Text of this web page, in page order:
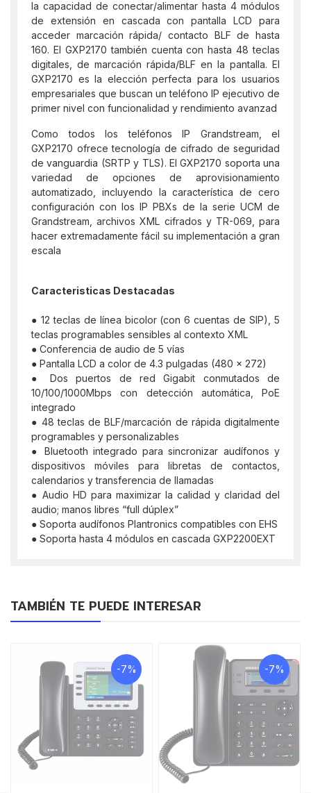
la capacidad de conectar/alimentar hasta 4 módulos
de extensión en cascada con pantalla LCD para
acceder marcación rápida/ contacto BLF de hasta
160. El GXP2170 también cuenta con hasta 48 teclas
digitales, de marcación rápida/BLF en la pantalla. El
GXP2170 es la elección perfecta para los usuarios
empresariales que buscan un teléfono IP ejecutivo de
primer nivel con funcionalidad y rendimiento avanzad
Como todos los teléfonos IP Grandstream, el
GXP2170 ofrece tecnología de cifrado de seguridad
de vanguardia (SRTP y TLS). El GXP2170 soporta una
variedad de opciones de aprovisionamiento
automatizado, incluyendo la característica de cero
configuración con los IP PBXs de la serie UCM de
Grandstream, archivos XML cifrados y TR-069, para
hacer extremadamente fácil su implementación a gran
escala
Caracteristicas Destacadas
● 12 teclas de línea bicolor (con 6 cuentas de SIP), 5
teclas programables sensibles al contexto XML
● Conferencia de audio de 5 vías
● Pantalla LCD a color de 4.3 pulgadas (480 x 272)
● Dos puertos de red Gigabit conmutados de
10/100/1000Mbps con detección automática, PoE
integrado
● 48 teclas de BLF/marcación de rápida digitalmente
programables y personalizables
● Bluetooth integrado para sincronizar audífonos y
dispositivos móviles para libretas de contactos,
calendarios y transferencia de llamadas
● Audio HD para maximizar la calidad y claridad del
audio; manos libres “full dúplex”
● Soporta audífonos Plantronics compatibles con EHS
● Soporta hasta 4 módulos en cascada GXP2200EXT
TAMBIÉN TE PUEDE INTERESAR
-7% -7%